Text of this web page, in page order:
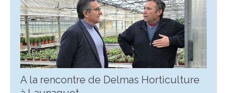
A la rencontre de Delmas Horticulture